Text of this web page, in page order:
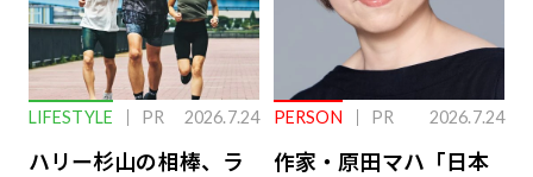
LIFESTYLE PR 2026.7.24
ハリー杉山の相棒、ラ
PERSON PR 2026.7.24
作家・原田マハ「日本